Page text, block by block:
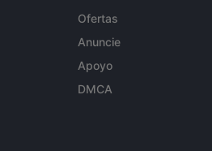
Ofertas
Anuncie
Apoyo
DMCA